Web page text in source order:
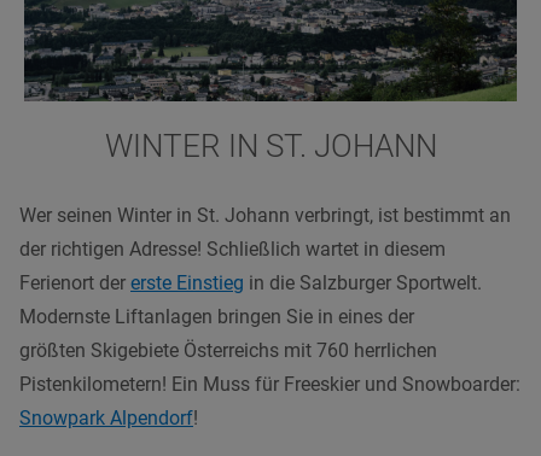
WINTER IN ST. JOHANN
Wer seinen Winter in St. Johann verbringt, ist bestimmt an
der richtigen Adresse! Schließlich wartet in diesem
Ferienort der erste Einstieg in die Salzburger Sportwelt.
Modernste Liftanlagen bringen Sie in eines der
größten Skigebiete Österreichs mit 760 herrlichen
Pistenkilometern! Ein Muss für Freeskier und Snowboarder:
Snowpark Alpendorf!